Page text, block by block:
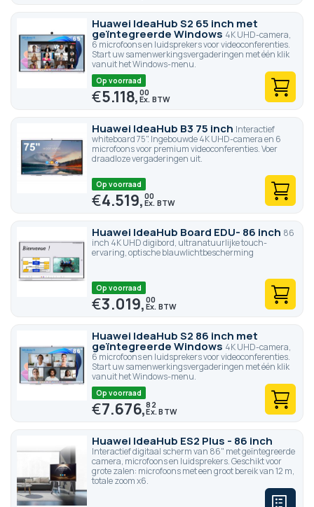
Huawei IdeaHub S2 65 inch met
geïntegreerde Windows 4K UHD-camera,
6 microfoons en luidsprekers voor videoconferenties.
Start uw samenwerkingsvergaderingen met één klik
vanuit het Windows-menu.
Op voorraad
€5.118,00
Huawei IdeaHub B3 75 inch Interactief
whiteboard 75". Ingebouwde 4K UHD-camera en 6
microfoons voor premium videoconferenties. Voer
draadloze vergaderingen uit.
Op voorraad
€4.519,00
Huawei IdeaHub Board EDU- 86 inch 86
inch 4K UHD digibord, ultranatuurlijke touch-
ervaring, optische blauwlichtbescherming
Op voorraad
€3.019,00
Huawei IdeaHub S2 86 inch met
geïntegreerde Windows 4K UHD-camera,
6 microfoons en luidsprekers voor videoconferenties.
Start uw samenwerkingsvergaderingen met één klik
vanuit het Windows-menu.
Op voorraad
€7.676,82
Huawei IdeaHub ES2 Plus - 86 inch
Interactief digitaal scherm van 86" met geïntegreerde
camera, microfoons en luidsprekers. Geschikt voor
grote zalen: microfoons met een groot bereik van 12 m,
totale zoom x6.